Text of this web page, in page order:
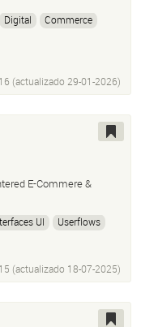
Digital
Commerce
(actualizado 29-01-2026)
E-Commere &
UI
Userflows
(actualizado 18-07-2025)